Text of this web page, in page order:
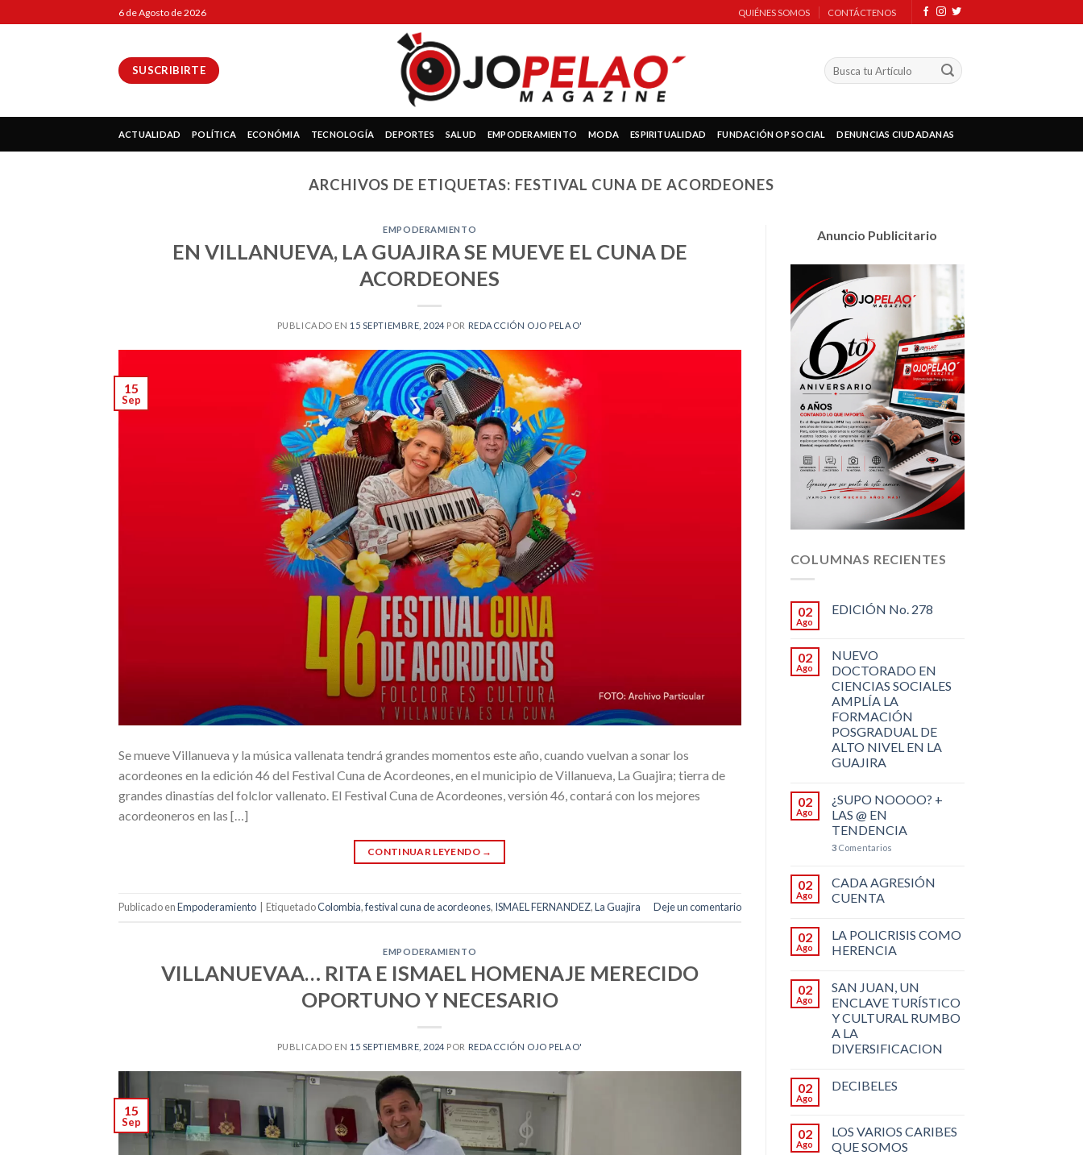
to
6 de Agosto de 2026 QUIÉNES SOMOS CONTÁCTENOS
SUSCRIBIRTE
ACTUALIDAD POLÍTICA ECONÓMIA TECNOLOGÍA DEPORTES SALUD EMPODERAMIENTO MODA ESPIRITUALIDAD FUNDACIÓN OP SOCIAL DENUNCIAS CIUDADANAS
ARCHIVOS DE ETIQUETAS: FESTIVAL CUNA DE ACORDEONES
EMPODERAMIENTO
EN VILLANUEVA, LA GUAJIRA SE MUEVE EL CUNA DE
ACORDEONES
PUBLICADO EN 15 SEPTIEMBRE, 2024 POR REDACCIÓN OJO PELAO'
15
Sep
Se mueve Villanueva y la música vallenata tendrá grandes momentos este año, cuando vuelvan a sonar los
acordeones en la edición 46 del Festival Cuna de Acordeones, en el municipio de Villanueva, La Guajira; tierra de
grandes dinastías del folclor vallenato. El Festival Cuna de Acordeones, versión 46, contará con los mejores
acordeoneros en las […]
CONTINUAR LEYENDO →
Publicado enEmpoderamiento EtiquetadoColombia,festival cuna de acordeones, ISMAEL FERNANDEZ,La Guajira Deje un comentario
EMPODERAMIENTO
VILLANUEVAA… RITA E ISMAEL HOMENAJE MERECIDO
OPORTUNO Y NECESARIO
PUBLICADO EN 15 SEPTIEMBRE, 2024 POR REDACCIÓN OJO PELAO'
15
Sep
Anuncio Publicitario
COLUMNAS RECIENTES
02
Ago
EDICIÓN No. 278
02
Ago
NUEVO
DOCTORADO EN
CIENCIAS SOCIALES
AMPLÍA LA
FORMACIÓN
POSGRADUAL DE
ALTO NIVEL EN LA
GUAJIRA
02
Ago
¿SUPO NOOOO? +
LAS @ EN
TENDENCIA
3Comentarios
02
Ago
CADA AGRESIÓN
CUENTA
02
Ago
LA POLICRISIS COMO
HERENCIA
02
Ago
SAN JUAN, UN
ENCLAVE TURÍSTICO
Y CULTURAL RUMBO
A LA
DIVERSIFICACION
02
Ago
DECIBELES
02
Ago
LOS VARIOS CARIBES
QUE SOMOS